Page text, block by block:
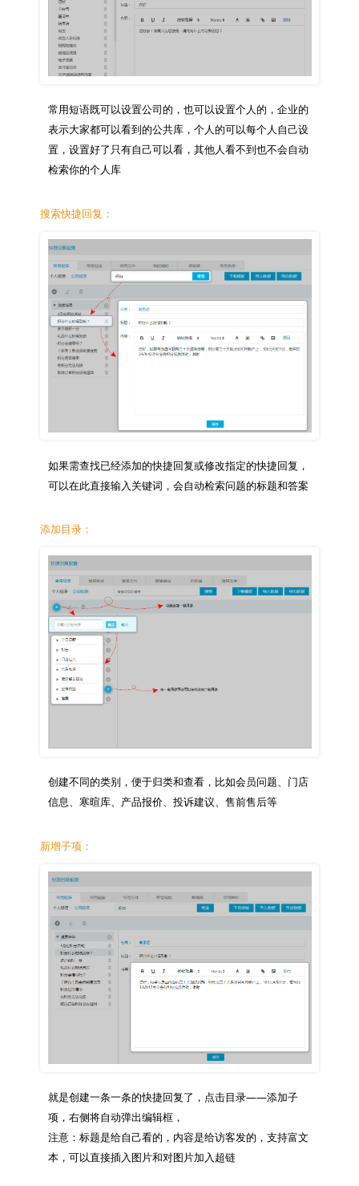
常用短语既可以设置公司的，也可以设置个人的，企业的
表示大家都可以看到的公共库，个人的可以每个人自己设
置，设置好了只有自己可以看，其他人看不到也不会自动
检索你的个人库
搜索快捷回复：
如果需查找已经添加的快捷回复或修改指定的快捷回复，
可以在此直接输入关键词，会自动检索问题的标题和答案
添加目录：
创建不同的类别，便于归类和查看，比如会员问题、门店
信息、寒暄库、产品报价、投诉建议、售前售后等
新增子项：
就是创建一条一条的快捷回复了，点击目录——添加子
项，右侧将自动弹出编辑框，
注意：标题是给自己看的，内容是给访客发的，支持富文
本，可以直接插入图片和对图片加入超链